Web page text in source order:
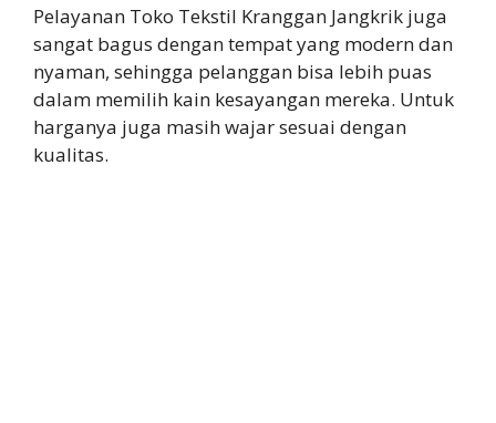
Pelayanan Toko Tekstil Kranggan Jangkrik juga
sangat bagus dengan tempat yang modern dan
nyaman, sehingga pelanggan bisa lebih puas
dalam memilih kain kesayangan mereka. Untuk
harganya juga masih wajar sesuai dengan
kualitas.